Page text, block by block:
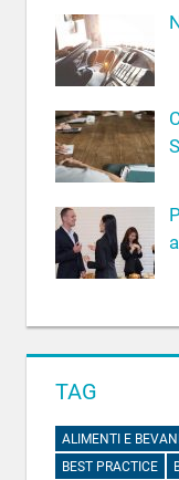
TAG
ALIMENTI E
BEST PRACTICE